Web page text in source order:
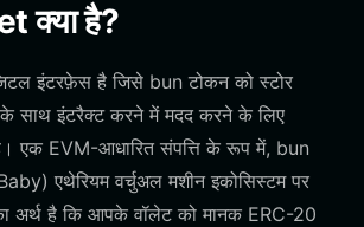
क्या है?
इंटरफ़ेस है जिसे bun टोकन को स्टोर
साथ इंटरैक्ट करने में मदद करने के लिए
एक EVM-आधारित संपत्ति के रूप में, bun
एथेरियम वर्चुअल मशीन इकोसिस्टम पर
अर्थ है कि आपके वॉलेट को मानक ERC-20